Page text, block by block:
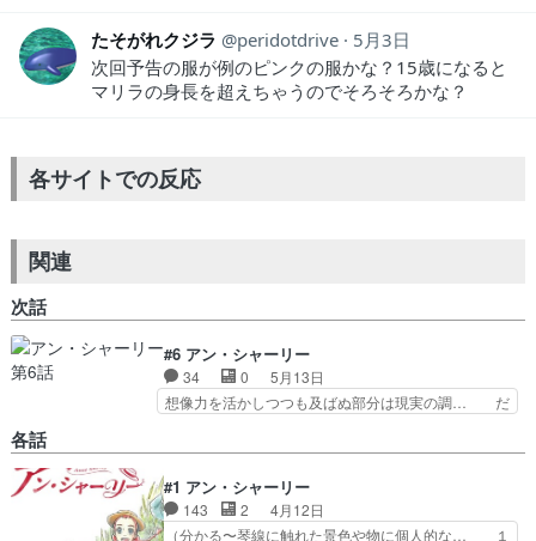
たそがれクジラ peridotdrive
5月3日
次回予告の服が例のピンクの服かな？15歳になると
マリラの身長を超えちゃうのでそろそろかな？
各サイトでの反応
関連
次話
#6 アン・シャーリー
34 0
5月13日
想像力を活かしつつも及ばぬ部分は現実の調… だ
緑色になる話46年前の世界名作劇… 今回の失敗
の話をしてからの7話のサブタイ… 冒頭のダイア
ナとの会話「あと4年したら髪… さすがにこのエ
各話
#1 アン・シャーリー
143 2
4月12日
（分かる〜琴線に触れた景色や物に個人的な… １